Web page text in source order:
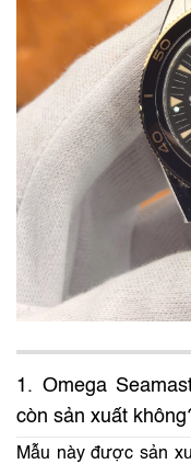
1. Omega
còn sản xuất
Mẫu này được sản